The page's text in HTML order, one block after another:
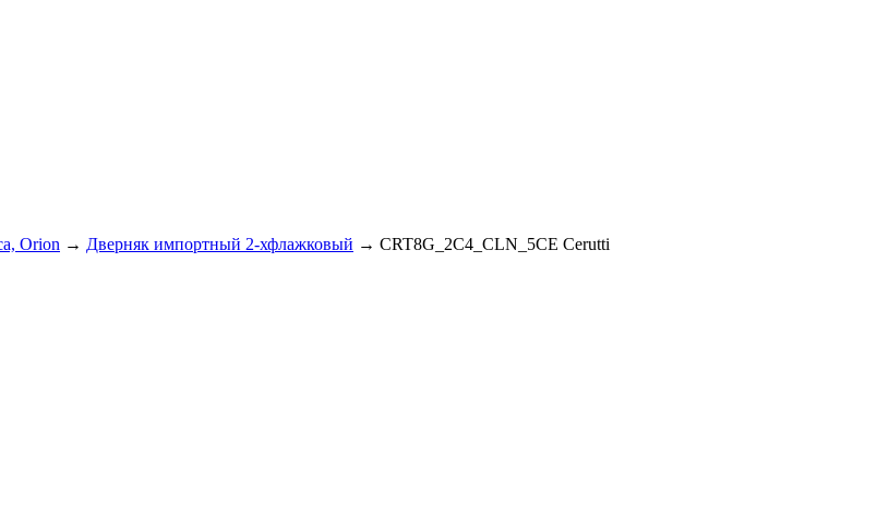
Orion → Дверняк импортный 2-хфлажковый → CRT8G_2C4_CLN_5CE Cerutti